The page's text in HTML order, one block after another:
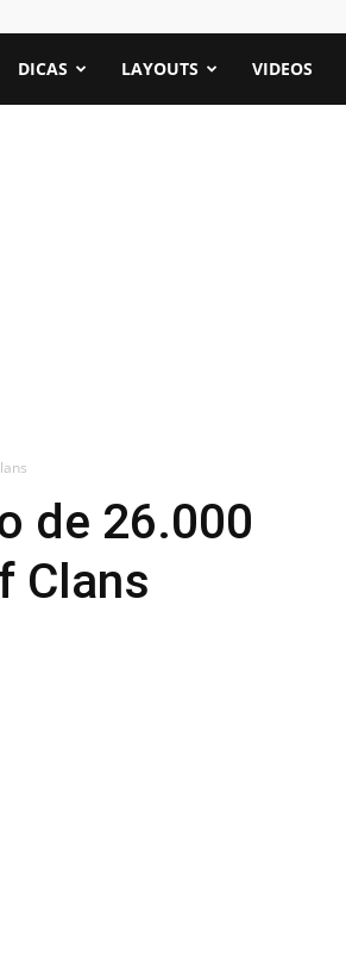
DICAS LAYOUTS VIDEOS
de 26.000
Clans